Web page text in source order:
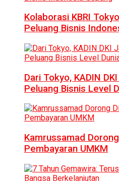
Kolaborasi KBRI
Peluang Bisnis
Dari Tokyo, KADIN
Peluang Bisnis Level
Kamrussamad
Pembayaran UMKM